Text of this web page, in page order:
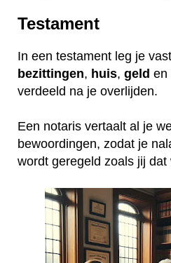
Testament
In een testament leg je
bezittingen, huis, geld en
verdeeld na je overlijden.
Een notaris vertaalt al je
bewoordingen, zodat je
wordt geregeld zoals jij dat